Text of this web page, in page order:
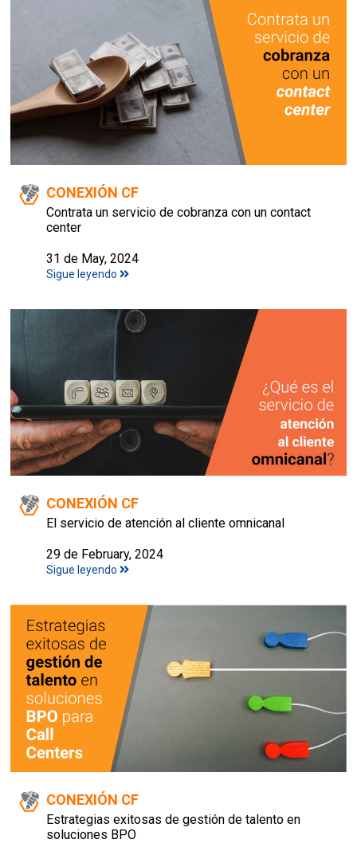
CONEXIÓN CF
Contrata un servicio de cobranza con un contact
center
31 de May, 2024
Sigue leyendo
CONEXIÓN CF
El servicio de atención al cliente omnicanal
29 de February, 2024
Sigue leyendo
CONEXIÓN CF
Estrategias exitosas de gestión de talento en
soluciones BPO